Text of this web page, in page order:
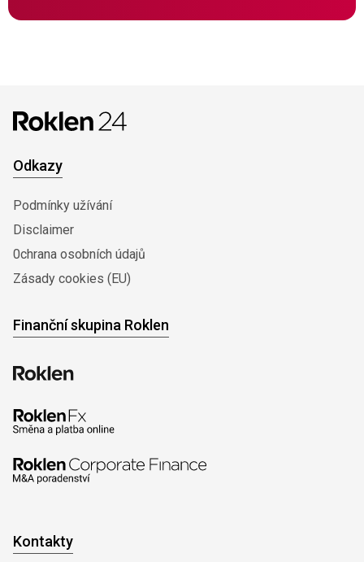
Odkazy
Podmínky užívání
Disclaimer
0chrana osobních údajů
Zásady cookies (EU)
Finanční skupina Roklen
Kontakty